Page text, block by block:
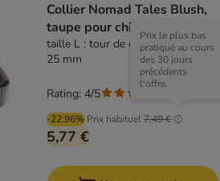
Collier Nomad Tales Blush,
taupe pour chien
taille L : tour de cou 39 - 64 cm, l
25 mm
-22.96% Prix habituel7,49 €
Prix le plus bas
pratiqué au cours
des 30 jours
précédents
l'offre.
5,77 €
Rating: 4/5